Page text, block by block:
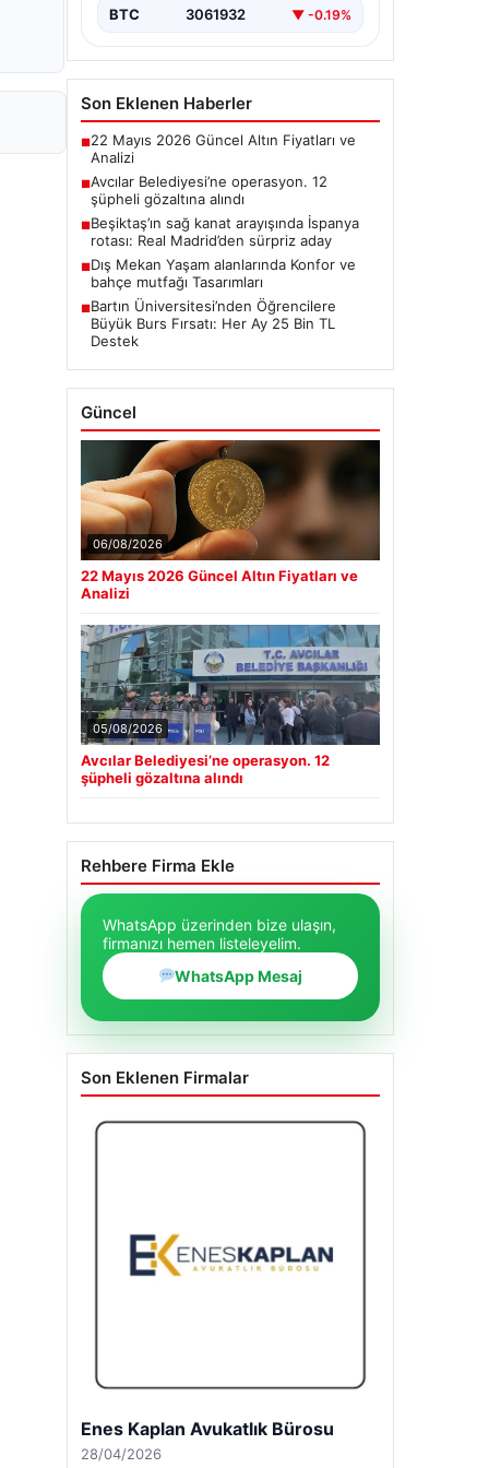
BTC 3061932 ▼ -0.19%
Son Eklenen Haberler
■22 Mayıs 2026 Güncel Altın Fiyatları ve
Analizi
■Avcılar Belediyesi’ne operasyon. 12
şüpheli gözaltına alındı
■Beşiktaş’ın sağ kanat arayışında İspanya
rotası: Real Madrid’den sürpriz aday
■Dış Mekan Yaşam alanlarında Konfor ve
bahçe mutfağı Tasarımları
■Bartın Üniversitesi’nden Öğrencilere
Büyük Burs Fırsatı: Her Ay 25 Bin TL
Destek
Güncel
06/08/2026
22 Mayıs 2026 Güncel Altın Fiyatları ve
Analizi
05/08/2026
Avcılar Belediyesi’ne operasyon. 12
şüpheli gözaltına alındı
Rehbere Firma Ekle
WhatsApp üzerinden bize ulaşın,
firmanızı hemen listeleyelim.
WhatsApp Mesaj
Son Eklenen Firmalar
Trend Yapı Akustik
18/04/2026